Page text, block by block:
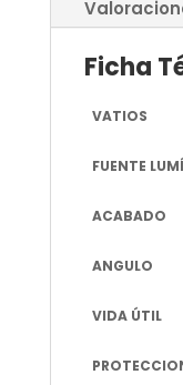
Ficha
VATIOS
FUENTE
ACABADO
ANGULO
VIDA ÚTIL